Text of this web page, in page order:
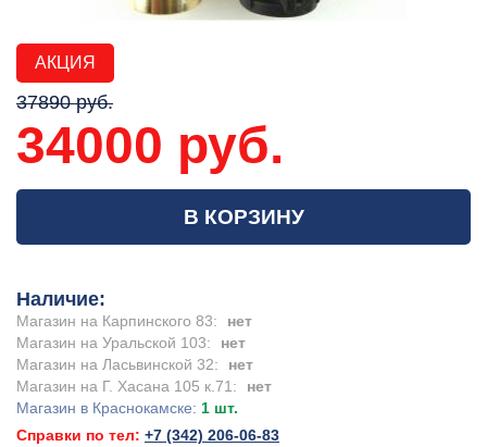
АКЦИЯ
37890 руб.
34000 руб.
В КОРЗИНУ
Наличие:
Магазин на Карпинского 83:
нет
Магазин на Уральской 103:
нет
Магазин на Ласьвинской 32:
нет
Магазин на Г. Хасана 105 к.71:
нет
Магазин в Краснокамске: 1 шт.
Справки по тел: +7 (342) 206-06-83